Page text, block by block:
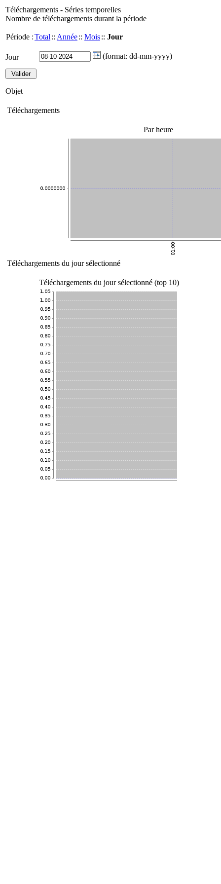
Téléchargements - Séries temporelles
Nombre de téléchargements durant la période
Période :Total :: Année:: Mois:: Jour
Jour (format: dd-mm-yyyy)
Objet
Téléchargements
Par heure
Téléchargements du jour sélectionné
Téléchargements du jour sélectionné (top 10)